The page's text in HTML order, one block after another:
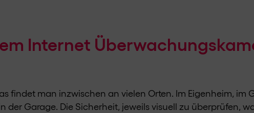
Internet
findet man inzwischen an vielen Orten. Im Eigenheim, im
der Garage. Die Sicherheit, jeweils visuell zu überprüfen,